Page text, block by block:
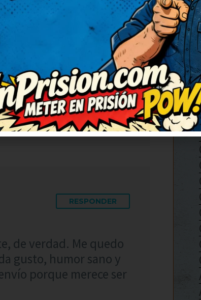
RESPONDER
ahora. Necesitaba
una risa así,
con una sonrisa tonta,
RESPONDER
de verdad. Me quedo
gusto, humor sano y
porque merece ser